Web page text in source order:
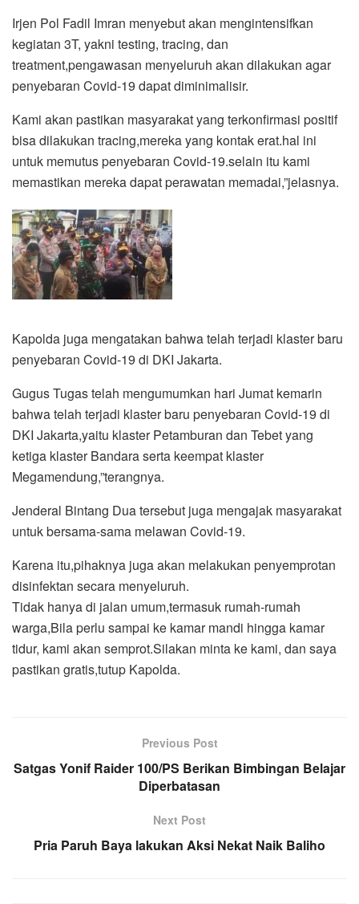
Irjen Pol Fadil Imran menyebut akan mengintensifkan
kegiatan 3T, yakni testing, tracing, dan
treatment,pengawasan menyeluruh akan dilakukan agar
penyebaran Covid-19 dapat diminimalisir.
Kami akan pastikan masyarakat yang terkonfirmasi positif
bisa dilakukan tracing,mereka yang kontak erat.hal ini
untuk memutus penyebaran Covid-19.selain itu kami
memastikan mereka dapat perawatan memadai,”jelasnya.
Kapolda juga mengatakan bahwa telah terjadi klaster baru
penyebaran Covid-19 di DKI Jakarta.
Gugus Tugas telah mengumumkan hari Jumat kemarin
bahwa telah terjadi klaster baru penyebaran Covid-19 di
DKI Jakarta,yaitu klaster Petamburan dan Tebet yang
ketiga klaster Bandara serta keempat klaster
Megamendung,”terangnya.
Jenderal Bintang Dua tersebut juga mengajak masyarakat
untuk bersama-sama melawan Covid-19.
Karena itu,pihaknya juga akan melakukan penyemprotan
disinfektan secara menyeluruh.
Tidak hanya di jalan umum,termasuk rumah-rumah
warga,Bila perlu sampai ke kamar mandi hingga kamar
tidur, kami akan semprot.Silakan minta ke kami, dan saya
pastikan gratis,tutup Kapolda.
Previous Post
Satgas Yonif Raider 100/PS Berikan Bimbingan Belajar
Diperbatasan
Next Post
Pria Paruh Baya lakukan Aksi Nekat Naik Baliho